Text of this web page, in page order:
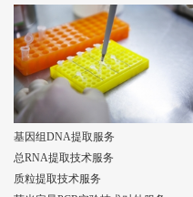
基因组DNA提取服务
总RNA提取技术服务
质粒提取技术服务